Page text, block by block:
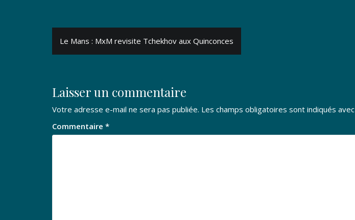
Navigation
de
Le Mans : MxM revisite Tchekhov aux Quinconces
Laisser un commentaire
Votre adresse e-mail ne sera pas publiée. Les champs obligatoires sont indiqués avec
Commentaire *